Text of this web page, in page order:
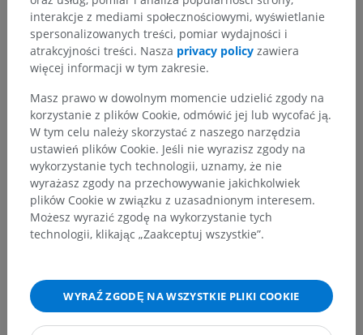
interakcje z mediami społecznościowymi, wyświetlanie
spersonalizowanych treści, pomiar wydajności i
atrakcyjności treści. Nasza privacy policy zawiera
więcej informacji w tym zakresie.
Masz prawo w dowolnym momencie udzielić zgody na
korzystanie z plików Cookie, odmówić jej lub wycofać ją.
W tym celu należy skorzystać z naszego narzędzia
ustawień plików Cookie. Jeśli nie wyrazisz zgody na
wykorzystanie tych technologii, uznamy, że nie
wyrażasz zgody na przechowywanie jakichkolwiek
plików Cookie w związku z uzasadnionym interesem.
Możesz wyrazić zgodę na wykorzystanie tych
technologii, klikając „Zaakceptuj wszystkie”.
WYRAŹ ZGODĘ NA WSZYSTKIE PLIKI COOKIE